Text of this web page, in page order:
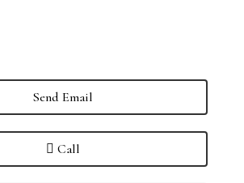
Send Email
Call